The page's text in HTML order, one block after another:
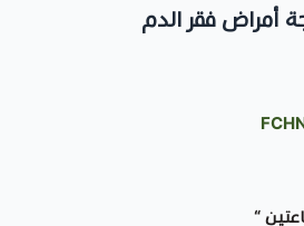
أمراض فقر الدم
“